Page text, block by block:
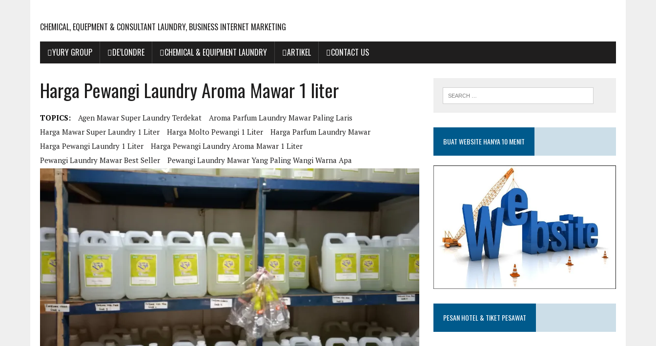
CHEMICAL, EQUEPMENT & CONSULTANT LAUNDRY, BUSINESS INTERNET MARKETING
YURY GROUP DE’LONDRE CHEMICAL & EQUIPMENT LAUNDRY ARTIKEL CONTACT US
Harga Pewangi Laundry Aroma Mawar 1 liter
TOPICS: Agen Mawar Super Laundry Terdekat
Aroma Parfum Laundry Mawar Paling Laris
Harga Mawar Super Laundry 1 Liter
Harga Molto Pewangi 1 Liter
Harga Parfum Laundry Mawar
Harga Pewangi Laundry 1 Liter
Harga Pewangi Laundry Aroma Mawar 1 Liter
Pewangi Laundry Mawar Best Seller
Pewangi Laundry Mawar Yang Paling Wangi Warna Apa
BUAT WEBSITE HANYA 10 MENIT
PESAN HOTEL & TIKET PESAWAT